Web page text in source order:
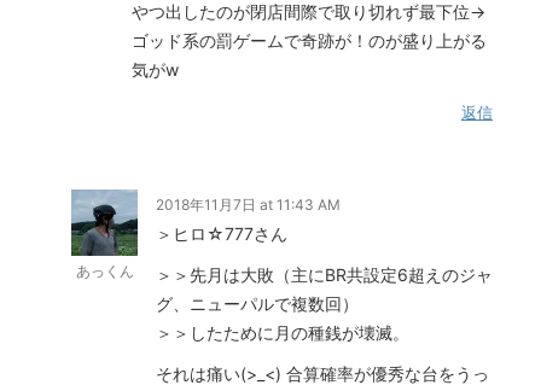
やつ出したのが閉店間際で取り切れず最下位→
ゴッド系の罰ゲームで奇跡が！のが盛り上がる
気がw
返信
あっくん
2018年11月7日 at 11:43 AM
＞ヒロ☆777さん
＞＞先月は大敗（主にBR共設定6超えのジャ
グ、ニューパルで複数回）
＞＞したために月の種銭が壊滅。
それは痛い(>_<) 合算確率が優秀な台をうっ